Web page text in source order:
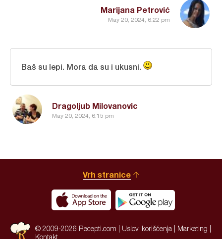
Marijana Petrović
May 20, 2024, 6:22 pm
Dragoljub Milovanovic
May 20, 2024, 6:15 pm
Baš su lepi. Mora da su i ukusni.
Vrh stranice
© 2009-2026 Recepti.com | Uslovi korišćenja Marketing
Kontakt